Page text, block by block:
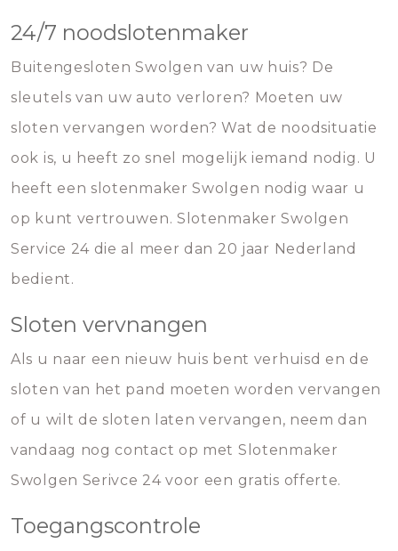
24/7 noodslotenmaker
Buitengesloten Swolgen van uw huis? De
sleutels van uw auto verloren? Moeten uw
sloten vervangen worden? Wat de noodsituatie
ook is, u heeft zo snel mogelijk iemand nodig. U
heeft een slotenmaker Swolgen nodig waar u
op kunt vertrouwen. Slotenmaker Swolgen
Service 24 die al meer dan 20 jaar Nederland
bedient.
Sloten vervnangen
Als u naar een nieuw huis bent verhuisd en de
sloten van het pand moeten worden vervangen
of u wilt de sloten laten vervangen, neem dan
vandaag nog contact op met Slotenmaker
Swolgen Serivce 24 voor een gratis offerte.
Toegangscontrole